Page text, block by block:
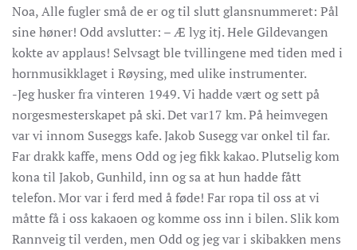
Noa, Alle fugler små de er og til slutt glansnummeret: Pål
sine høner! Odd avslutter: – Æ lyg itj. Hele Gildevangen
kokte av applaus! Selvsagt ble tvillingene med tiden med i
hornmusikklaget i Røysing, med ulike instrumenter.
-Jeg husker fra vinteren 1949. Vi hadde vært og sett på
norgesmesterskapet på ski. Det var17 km. På heimvegen
var vi innom Suseggs kafe. Jakob Susegg var onkel til far.
Far drakk kaffe, mens Odd og jeg fikk kakao. Plutselig kom
kona til Jakob, Gunhild, inn og sa at hun hadde fått
telefon. Mor var i ferd med å føde! Far ropa til oss at vi
måtte få i oss kakaoen og komme oss inn i bilen. Slik kom
Rannveig til verden, men Odd og jeg var i skibakken mens